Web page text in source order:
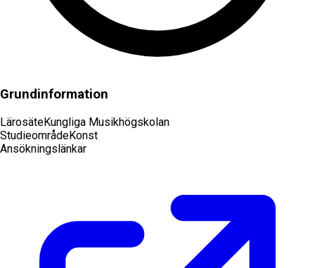
Grundinformation
LärosäteKungliga Musikhögskolan
StudieområdeKonst
Ansökningslänkar